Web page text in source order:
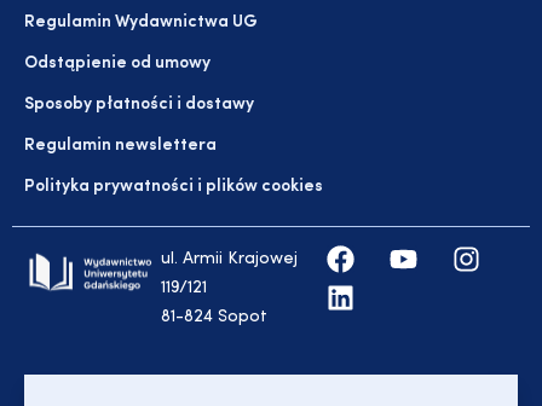
Regulamin Wydawnictwa UG
Odstąpienie od umowy
Sposoby płatności i dostawy
Regulamin newslettera
Polityka prywatności i plików cookies
ul. Armii Krajowej
119/121
81-824 Sopot